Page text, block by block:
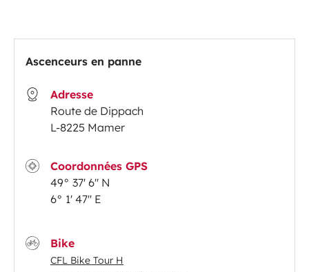
Ascenceurs en panne
Adresse
Route de Dippach
L-8225 Mamer
Coordonnées GPS
49° 37' 6'' N
6° 1' 47'' E
Bike
CFL Bike Tour H